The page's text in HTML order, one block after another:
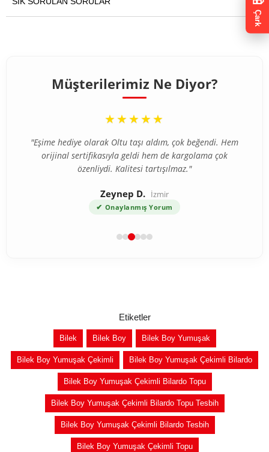
Müşterilerimiz Ne Diyor?
“
★★★★★
"Eşime hediye olarak Oltu taşı aldım, çok beğendi. Hem
orijinal sertifikasıyla geldi hem de kargolama çok
özenliydi. Kalitesi tartışılmaz."
Zeynep D. İzmir
✔ Onaylanmış Yorum
Etiketler
Bilek Bilek Boy Bilek Boy Yumuşak
Bilek Boy Yumuşak Çekimli Bilek Boy Yumuşak Çekimli Bilardo
Bilek Boy Yumuşak Çekimli Bilardo Topu
Bilek Boy Yumuşak Çekimli Bilardo Topu Tesbih
Bilek Boy Yumuşak Çekimli Bilardo Tesbih
Bilek Boy Yumuşak Çekimli Topu
Çark